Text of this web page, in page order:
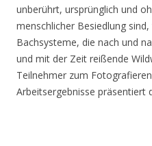
unberührt, ursprünglich und
menschlicher Besiedlung
Bachsysteme, die nach und
und mit der Zeit reißende
Teilnehmer zum
Arbeitsergebnisse präsentiert